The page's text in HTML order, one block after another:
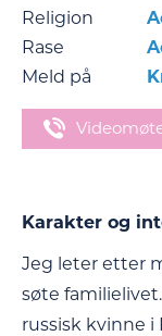
Religion
Rase
Meld på
Karakter og
Jeg leter etter
søte
russisk kvinne i